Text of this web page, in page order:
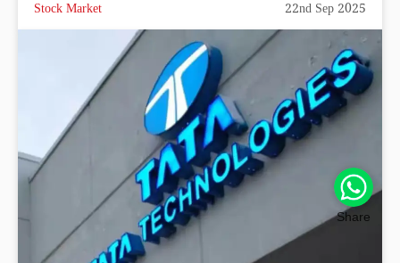
Stock Market 22nd Sep 2025
Share